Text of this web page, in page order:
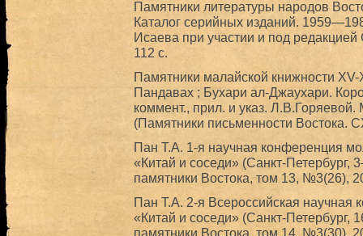
Памятники литературы народов
Каталог серийных изданий.
Исаева при участии и под
112 с.
Памятники малайской книжности
Пандавах ; Бухари ал-Джаухари.
коммент., прил. и указ.
(Памятники письменности Востока.
Пан Т.А. 1-я научная конференция
«Китай и соседи» (Санкт-
памятники Востока, том 13, №3(26),
Пан Т.А. 2-я Всероссийская научная
«Китай и соседи» (Санкт-Петербург,
памятники Востока, том 14, №3(30),